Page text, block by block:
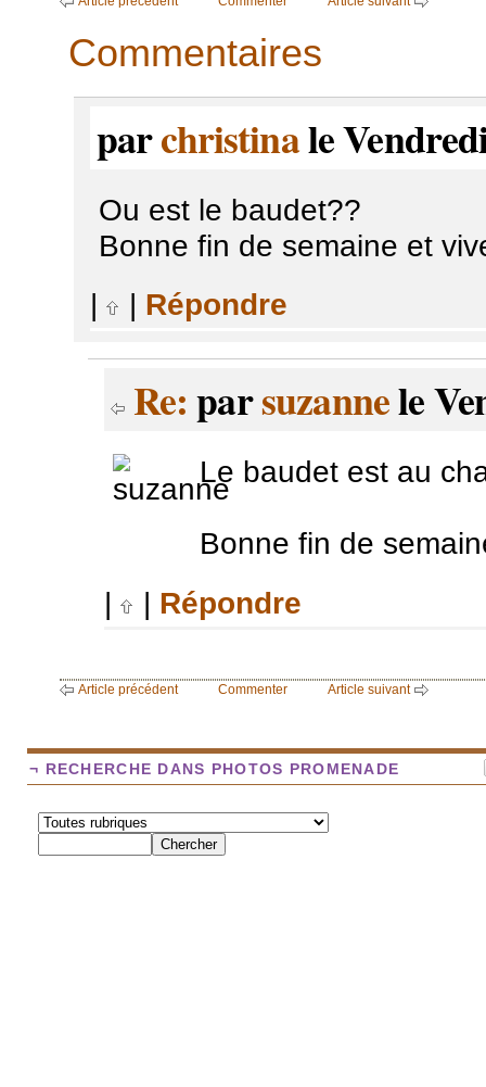
Commentaires
parchristinale
Ou est le baudet??
Bonne fin de semaine et
|
| Répondre
Re:parsuzannele
Le baudet est au
Bonne fin de
|
| Répondre
Article précédent Commenter Article suivant
¬ RECHERCHE DANS PHOTOS PROMENADE